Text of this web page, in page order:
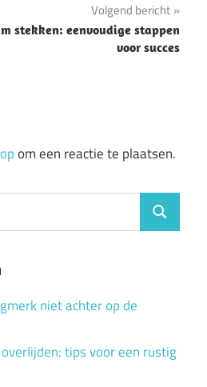
Volgend bericht
stekken: eenvoudige stappen
voor succes
om een reactie te plaatsen.
Zoeken
niet achter op de
tips voor een rustig